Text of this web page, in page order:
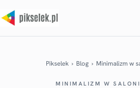
Pikselek› Blog› Minimalizm w
MINIMALIZM W